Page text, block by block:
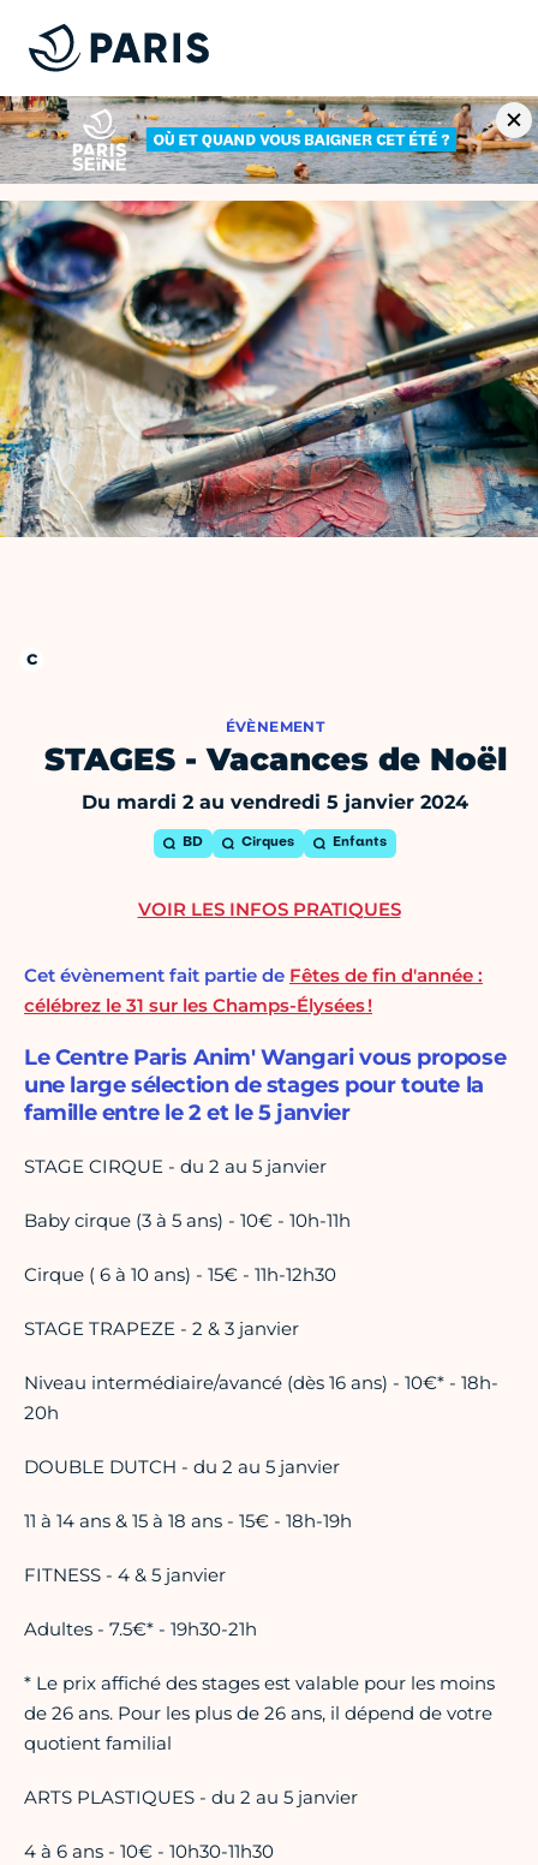
ÉVÈNEMENT
STAGES - Vacances de Noël
Du mardi 2 au vendredi 5 janvier 2024
BD Cirques Enfants
Cet évènement fait partie de Fêtes de fin d'année :
célébrez le 31 sur les Champs-Élysées !
Le Centre Paris Anim' Wangari vous propose
une large sélection de stages pour toute la
famille entre le 2 et le 5 janvier
STAGE CIRQUE - du 2 au 5 janvier
Baby cirque (3 à 5 ans) - 10€ - 10h-11h
Cirque ( 6 à 10 ans) - 15€ - 11h-12h30
STAGE TRAPEZE - 2 & 3 janvier
Niveau intermédiaire/avancé (dès 16 ans) - 10€* - 18h-
20h
DOUBLE DUTCH - du 2 au 5 janvier
11 à 14 ans & 15 à 18 ans - 15€ - 18h-19h
FITNESS - 4 & 5 janvier
Adultes - 7.5€* - 19h30-21h
* Le prix affiché des stages est valable pour les moins
de 26 ans. Pour les plus de 26 ans, il dépend de votre
quotient familial
ARTS PLASTIQUES - du 2 au 5 janvier
4 à 6 ans - 10€ - 10h30-11h30
VOIR LES INFOS PRATIQUES